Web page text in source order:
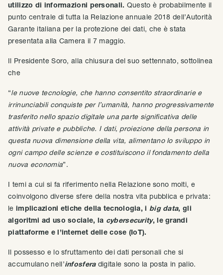
utilizzo di informazioni personali. Questo è probabilmente il
punto centrale di tutta la Relazione annuale 2018 dell’Autorità
Garante italiana per la protezione dei dati, che è stata
presentata alla Camera il 7 maggio.
Il Presidente Soro, alla chiusura del suo settennato, sottolinea
che
“le nuove tecnologie, che hanno consentito straordinarie e
irrinunciabili conquiste per l’umanità, hanno progressivamente
trasferito nello spazio digitale una parte significativa delle
attività private e pubbliche. I dati, proiezione della persona in
questa nuova dimensione della vita, alimentano lo sviluppo in
ogni campo delle scienze e costituiscono il fondamento della
nuova economia”.
I temi a cui si fa riferimento nella Relazione sono molti, e
coinvolgono diverse sfere della nostra vita pubblica e privata:
le implicazioni etiche della tecnologia, i big data, gli
algoritmi ad uso sociale, la cybersecurity, le grandi
piattaforme e l’internet delle cose (IoT).
Il possesso e lo sfruttamento dei dati personali che si
accumulano nell’infosferadigitale sono la posta in palio.